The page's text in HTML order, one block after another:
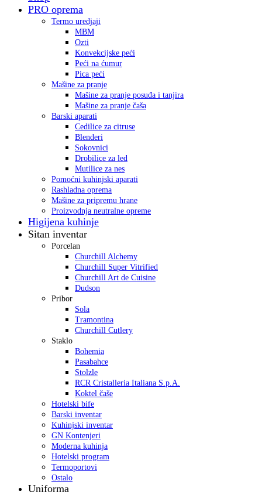
PRO oprema
Termo uredjaji
MBM
Ozti
Konvekcijske peći
Peći na ćumur
Pica peći
Mašine za pranje
Mašine za pranje posuđa i tanjira
Mašine za pranje čaša
Barski aparati
Cedilice za citruse
Blenderi
Sokovnici
Drobilice za led
Mutilice za nes
Pomoćni kuhinjski aparati
Rashladna oprema
Mašine za pripremu hrane
Proizvodnja neutralne opreme
Higijena kuhinje
Sitan inventar
Porcelan
Churchill Alchemy
Churchill Super Vitrified
Churchill Art de Cuisine
Dudson
Pribor
Sola
Tramontina
Churchill Cutlery
Staklo
Bohemia
Pasabahce
Stolzle
RCR Cristalleria Italiana S.p.A.
Koktel čaše
Hotelski bife
Barski inventar
Kuhinjski inventar
GN Kontenjeri
Moderna kuhinja
Hotelski program
Termoportovi
Ostalo
Uniforma